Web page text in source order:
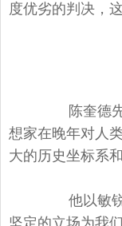
度优劣的判决，
陈奎德先
想家在晚年对人
大的历史坐标系
他以敏锐
坚定的立场为我